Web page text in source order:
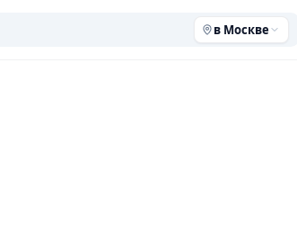
в Москве